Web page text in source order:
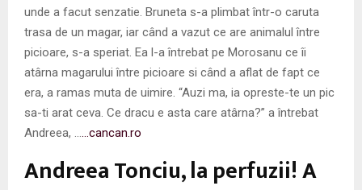
unde a facut senzatie. Bruneta s-a plimbat într-o caruta
trasa de un magar, iar când a vazut ce are animalul între
picioare, s-a speriat. Ea l-a întrebat pe Morosanu ce îi
atârna magarului între picioare si când a aflat de fapt ce
era, a ramas muta de uimire. “Auzi ma, ia opreste-te un pic
sa-ti arat ceva. Ce dracu e asta care atârna?” a întrebat
Andreea, …
…cancan.ro
Andreea Tonciu, la perfuzii! A